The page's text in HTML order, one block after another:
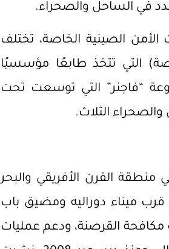
في الساحل والصحراء.
الصينية الخاصة، تختلف
التي تتخذ طابعًا مؤسسيًا
“فاجنر” التي توسعت تحت
الثلاث.
القرن الأفريقي والبحر
ميناء دوراليه ومضيق باب
بهدف مكافحة القرصنة، ودعم عمليات